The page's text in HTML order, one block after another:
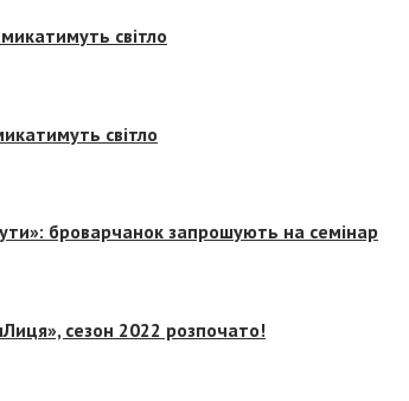
світло
світло
броварчанок запрошують на семінар
сезон 2022 розпочато!